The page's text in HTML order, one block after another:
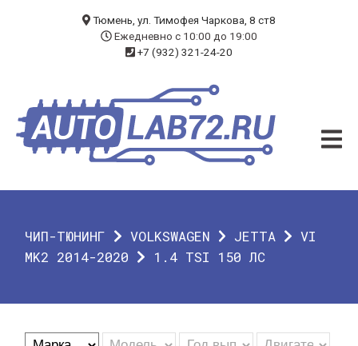
ЧИП-ТЮНИНГ
ДИАГНОСТИКА
О КОМПАНИИ
ГАРАНТИЯ
Тюмень, ул. Тимофея Чаркова, 8 ст8
Ежедневно с 10:00 до 19:00
+7 (932) 321-24-20
ЧИП-ТЮНИНГ VOLKSWAGEN JETTA
VI
MK2 2014-2020
1.4 TSI 150 ЛС